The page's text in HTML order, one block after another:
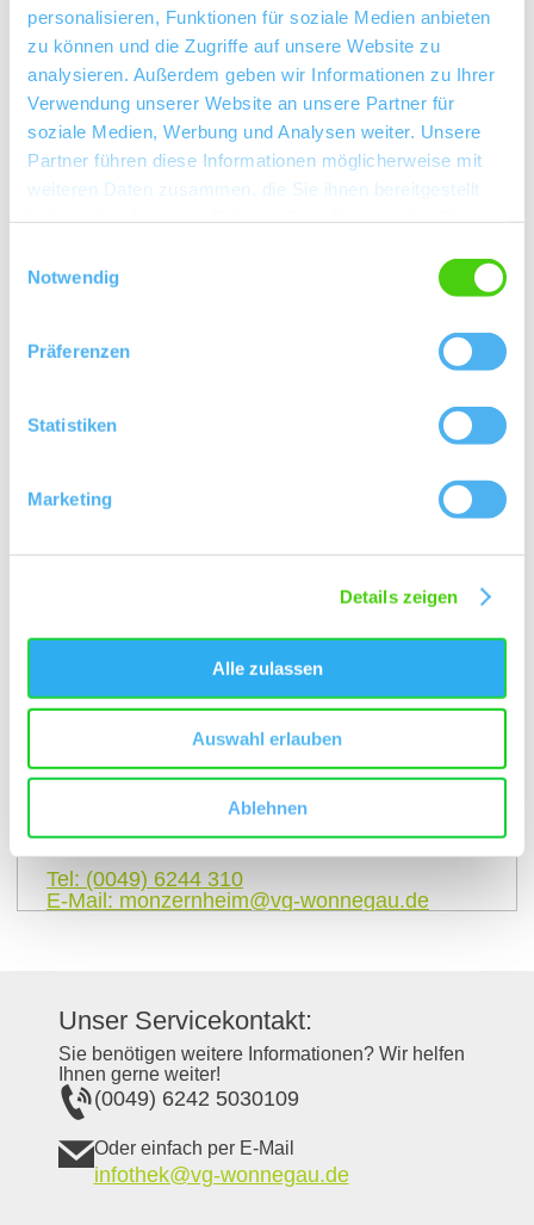
personalisieren, Funktionen für soziale Medien anbieten
zu können und die Zugriffe auf unsere Website zu
analysieren. Außerdem geben wir Informationen zu Ihrer
Verwendung unserer Website an unsere Partner für
soziale Medien, Werbung und Analysen weiter. Unsere
Partner führen diese Informationen möglicherweise mit
weiteren Daten zusammen, die Sie ihnen bereitgestellt
Notwendig
Präferenzen
Statistiken
Marketing
Details zeigen
Alle zulassen
Auswahl erlauben
Ablehnen
Kontakt
auf Karte anzeigen
Kontaktinformationen:
Gemeinde Monzernheim
55234 Monzernheim
Tel: (0049) 6244 310
E-Mail: monzernheim@vg-wonnegau.de
Unser Servicekontakt:
Sie benötigen weitere Informationen? Wir helfen
Ihnen gerne weiter!
(0049) 6242 5030109
Oder einfach per E-Mail
infothek@vg-wonnegau.de